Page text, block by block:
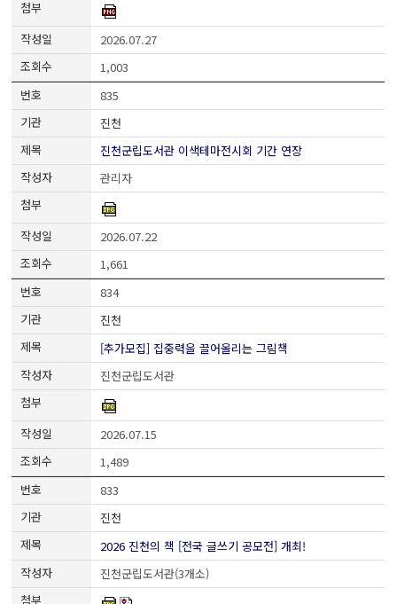
2026.07.27
1,003
835
진천
진천군립도서관 이색테마전시회 기간 연장
관리자
2026.07.22
1,661
834
진천
[추가모집] 집중력을 끌어올리는 그림책
진천군립도서관
2026.07.15
1,489
833
진천
2026 진천의 책 [전국 글쓰기 공모전] 개최!
진천군립도서관(3개소)